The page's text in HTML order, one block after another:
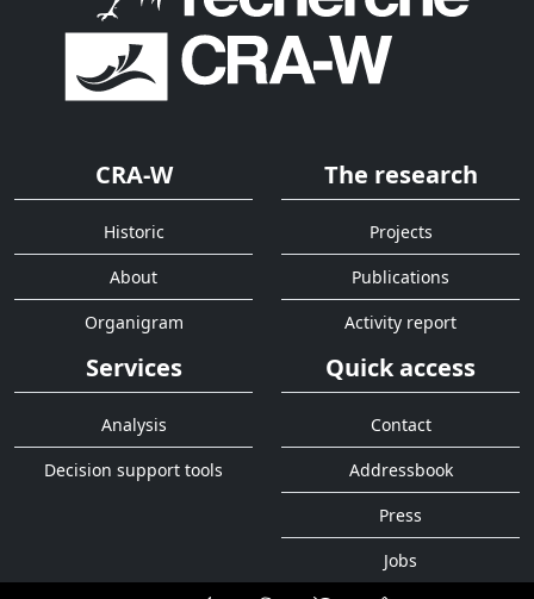
CRA-W
Historic
About
Organigram
The research
Projects
Publications
Activity report
Services
Analysis
Decision support tools
Quick access
Contact
Addressbook
Press
Jobs